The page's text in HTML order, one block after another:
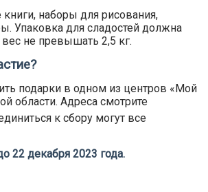
книги, наборы для рисования,
Упаковка для сладостей должна
не превышать 2,5 кг.
подарки в одном из центров «Мой
области. Адреса смотрите
к сбору могут все
22 декабря 2023 года.